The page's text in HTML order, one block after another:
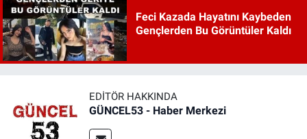
Feci Kazada Hayatını Kaybeden
Gençlerden Bu Görüntüler Kaldı
EDITÖR HAKKINDA
GÜNCEL53 - Haber Merkezi